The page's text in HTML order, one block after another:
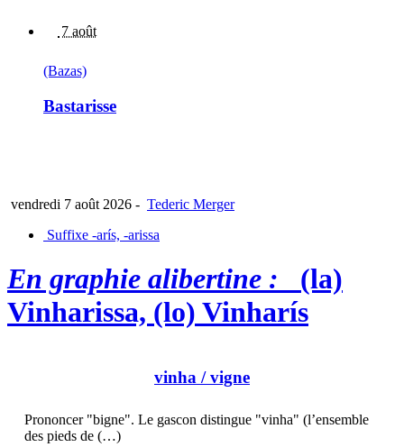
7 août
(Bazas)
Bastarisse
vendredi 7 août 2026 - Tederic Merger
Suffixe -arís, -arissa
En graphie alibertine : (la)
Vinharissa, (lo) Vinharís
vinha / vigne
Prononcer "bigne". Le gascon distingue "vinha" (l’ensemble
des pieds de (…)